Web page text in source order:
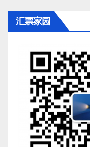
汇票家园